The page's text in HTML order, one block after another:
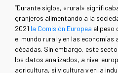
“Durante siglos, «rural»
granjeros alimentando a la
2021 la Comisión Europea el peso
el mundo rural y en las
décadas. Sin embargo, este
los datos analizados, a nivel
agricultura, silvicultura y en la